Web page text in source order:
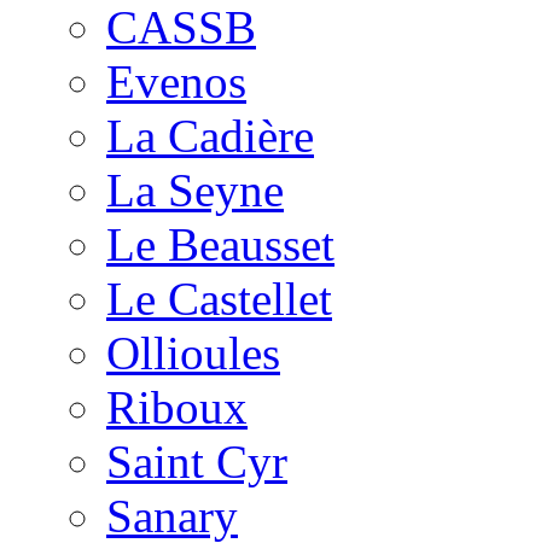
CASSB
Evenos
La Cadière
La Seyne
Le Beausset
Le Castellet
Ollioules
Riboux
Saint Cyr
Sanary